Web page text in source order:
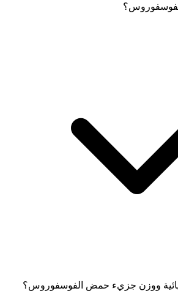
ووزن جزيء حمض الفوسفوروس؟